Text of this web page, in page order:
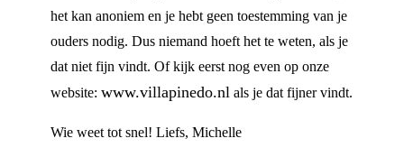
het kan anoniem en je hebt geen toestemming van je
ouders nodig. Dus niemand hoeft het te weten, als je
dat niet fijn vindt. Of kijk eerst nog even op onze
website: www.villapinedo.nl als je dat fijner vindt.
Wie weet tot snel! Liefs, Michelle